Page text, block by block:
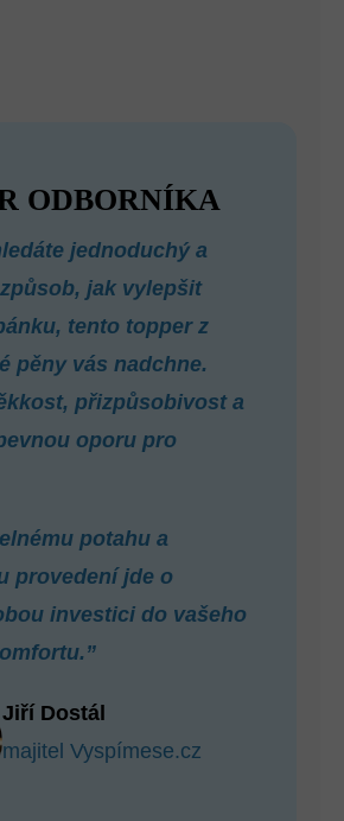
ODBORNÍKA
jednoduchý a
jak vylepšit
tento topper z
pěny vás nadchne.
přizpůsobivost a
oporu pro
potahu a
provedení jde o
investici do vašeho
Jiří Dostál
majitel Vyspímese.cz